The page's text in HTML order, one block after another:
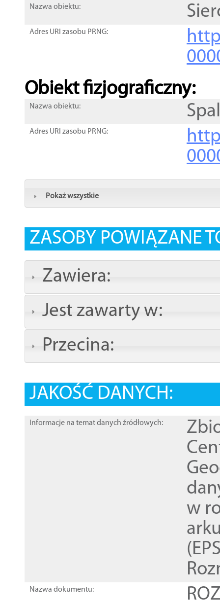
Nazwa obiektu:
Adres URI zasobu PRNG:
Obiekt fizjograficzny:
Nazwa obiektu:
Adres URI zasobu PRNG:
Pokaż wszystkie
ZASOBY POWIĄZANE
Zawiera:
Jest zawarty w:
Przecina:
JAKOŚĆ DANYCH:
Informacje na temat danych źródłowych:
w
Nazwa dokumentu: